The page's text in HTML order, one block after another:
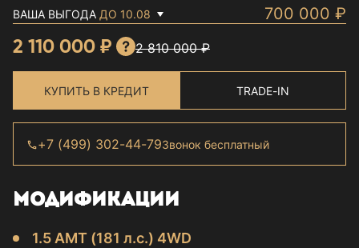
ВАША ВЫГОДА ДО 10.08 700 000 ₽
TRADE-IN
Выгодный обмен
КРЕДИТ ОТ 4.9%
Более 30 банков-партнеров
ПРОГРАММА CHANGAN FINANCE - 175 000 ₽
2 110 000 ₽ 2 810 000 ₽
КУПИТЬ В КРЕДИТ TRADE-IN
+7 (499) 302-44-79Звонок бесплатный
МОДИФИКАЦИИ
1.5 AMT (181 л.с.) 4WD